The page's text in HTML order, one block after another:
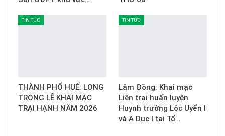
TIN TỨC
THÀNH PHỐ HUẾ: LONG
TRỌNG LỄ KHAI MẠC
TRẠI HẠNH NĂM 2026
TIN TỨC
Lâm Đồng: Khai mạc
Liên trại huấn luyện
Huynh trưởng Lộc Uyển I
và A Dục I tại Tổ…